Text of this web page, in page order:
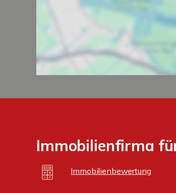
Immobilienfirma
Immobilienbewertung